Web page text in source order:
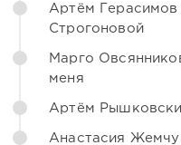
Артём Герасимов
Строгоновой
Марго
меня
Артём
Анастасия